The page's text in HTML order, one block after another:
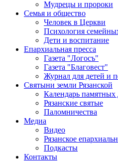
Мудрецы и пророки
Семья и общество
Человек в Церкви
Психология
Дети и воспитание
Епархиальная пресса
Газета "Логосъ"
Газета "Благовест"
Журнал для детей и
Святыни земли Рязанской
Календарь памятных
Рязанские святые
Паломничества
Медиа
Видео
Рязанское
Подкасты
Контакты